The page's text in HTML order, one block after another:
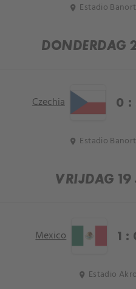
location_on Estadio
DONDERDAG
Czechia 0 :
location_on Estadio
VRIJDAG
Mexico 1 :
location_on Estadio